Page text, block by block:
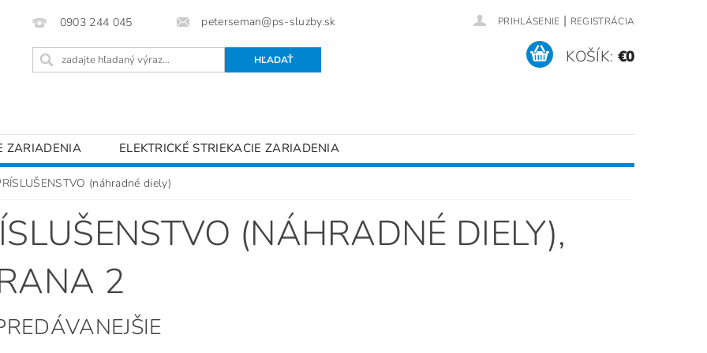
0903 244 045 peterseman@ps-sluzby.sk PRIHLÁSENIE | REGISTRÁCIA
KOŠÍK: €0
ZARIADENIA
ELEKTRICKÉ STRIEKACIE ZARIADENIA
ZARIADENIA
(náhradné diely)
(NÁHRADNÉ DIELY),
2